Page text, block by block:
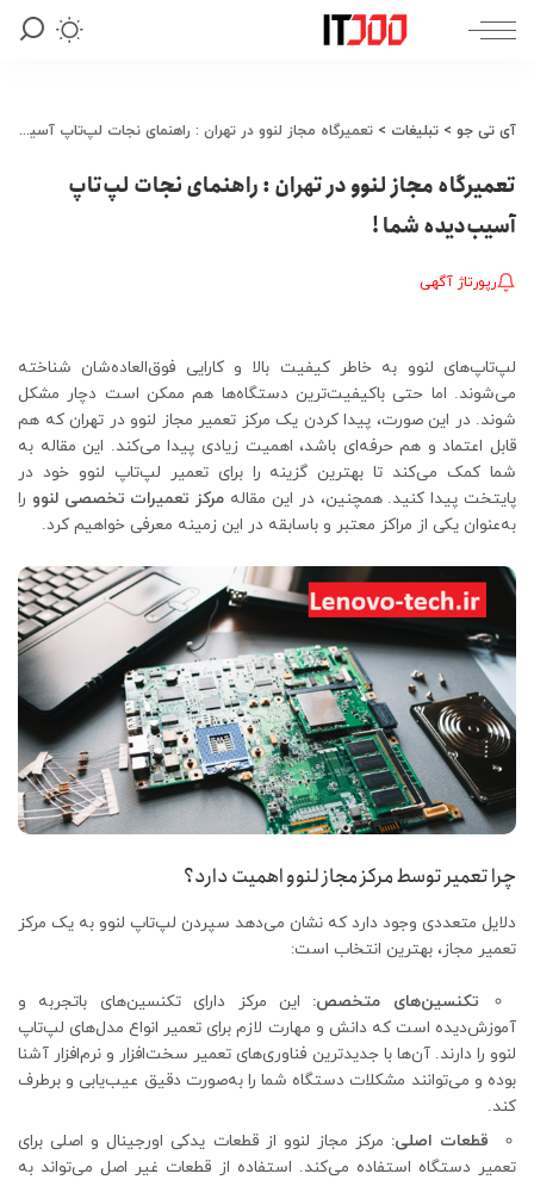
آی تی جو > تبلیغات > تعمیرگاه مجاز لنوو در تهران : راهنمای نجات لپ‌تاپ آسیب‌دیده شما !
تعمیرگاه مجاز لنوو در تهران : راهنمای نجات لپ‌تاپ
آسیب‌دیده شما !
رپورتاژ آگهی
لپ‌تاپ‌های لنوو به خاطر کیفیت بالا و کارایی فوق‌العاده‌شان شناخته
می‌شوند. اما حتی باکیفیت‌ترین دستگاه‌ها هم ممکن است دچار مشکل
شوند. در این صورت، پیدا کردن یک مرکز تعمیر مجاز لنوو در تهران که هم
قابل اعتماد و هم حرفه‌ای باشد، اهمیت زیادی پیدا می‌کند. این مقاله به
شما کمک می‌کند تا بهترین گزینه را برای تعمیر لپ‌تاپ لنوو خود در
پایتخت پیدا کنید. همچنین، در این مقاله مرکز تعمیرات تخصصی لنوو را
به‌عنوان یکی از مراکز معتبر و باسابقه در این زمینه معرفی خواهیم کرد.
چرا تعمیر توسط مرکز مجاز لنوو اهمیت دارد؟
دلایل متعددی وجود دارد که نشان می‌دهد سپردن لپ‌تاپ لنوو به یک مرکز
تعمیر مجاز، بهترین انتخاب است:
تکنسین‌های متخصص: این مرکز دارای تکنسین‌های باتجربه و
آموزش‌دیده است که دانش و مهارت لازم برای تعمیر انواع مدل‌های لپ‌تاپ
لنوو را دارند. آن‌ها با جدیدترین فناوری‌های تعمیر سخت‌افزار و نرم‌افزار آشنا
بوده و می‌توانند مشکلات دستگاه شما را به‌صورت دقیق عیب‌یابی و برطرف
کند.
قطعات اصلی: مرکز مجاز لنوو از قطعات یدکی اورجینال و اصلی برای
تعمیر دستگاه استفاده می‌کند. استفاده از قطعات غیر اصل می‌تواند به